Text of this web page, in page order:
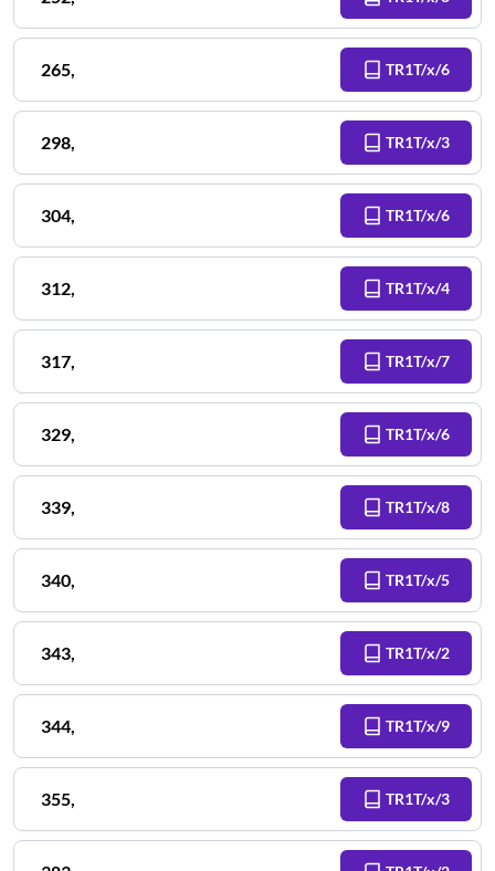
265, TR1T/x/6
298, TR1T/x/3
304, TR1T/x/6
312, TR1T/x/4
317, TR1T/x/7
329, TR1T/x/6
339, TR1T/x/8
340, TR1T/x/5
343, TR1T/x/2
344, TR1T/x/9
355, TR1T/x/3